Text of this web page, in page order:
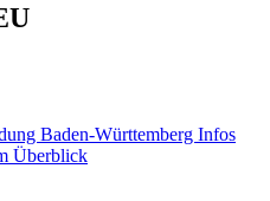
Baden-Württemberg Infos
Überblick